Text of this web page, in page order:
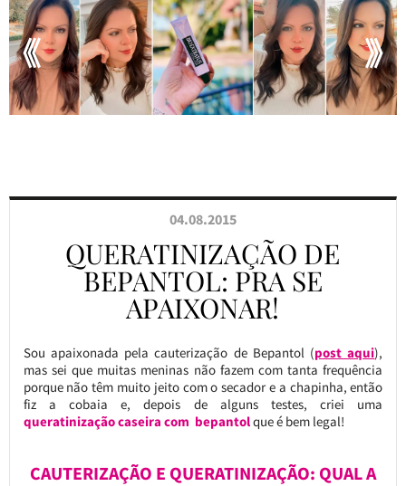
04.08.2015
QUERATINIZAÇÃO DE
BEPANTOL: PRA SE
APAIXONAR!
Sou apaixonada pela cauterização de Bepantol (post aqui),
mas sei que muitas meninas não fazem com tanta frequência
porque não têm muito jeito com o secador e a chapinha, então
fiz a cobaia e, depois de alguns testes, criei uma
queratinização caseira com bepantolque é bem legal!
CAUTERIZAÇÃO E QUERATINIZAÇÃO: QUAL A